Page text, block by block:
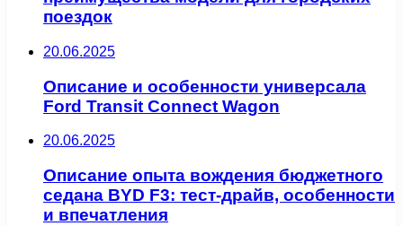
поездок
20.06.2025
Описание и особенности универсала
Ford Transit Connect Wagon
20.06.2025
Описание опыта вождения бюджетного
седана BYD F3: тест-драйв, особенности
и впечатления